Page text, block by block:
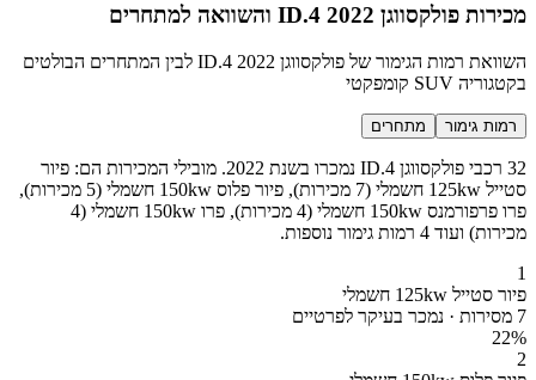
מכירות פולקסווגן ID.4 2022 והשוואה למתחרים
השוואת רמות הגימור של פולקסווגן ID.4 2022 לבין המתחרים הבולטים
בקטגוריה SUV קומפקטי
רמות גימור מתחרים
32 רכבי פולקסווגן ID.4 נמכרו בשנת 2022. מובילי המכירות הם: פיור
סטייל 125kw חשמלי (7 מכירות), פיור פלוס 150kw חשמלי (5 מכירות),
פרו פרפורמנס 150kw חשמלי (4 מכירות), פרו 150kw חשמלי (4
מכירות) ועוד 4 רמות גימור נוספות.
1
פיור סטייל 125kw חשמלי
7 מסירות · נמכר בעיקר לפרטיים
22%
2